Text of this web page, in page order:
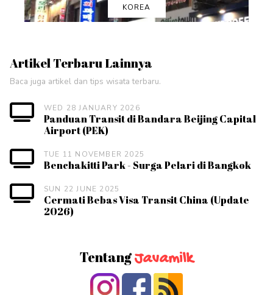
KOREA
Artikel Terbaru Lainnya
Baca juga artikel dan tips wisata terbaru.
WED 28 JANUARY 2026
Panduan Transit di Bandara Beijing Capital
Airport (PEK)
TUE 11 NOVEMBER 2025
Benchakitti Park - Surga Pelari di Bangkok
SUN 22 JUNE 2025
Cermati Bebas Visa Transit China (Update
2026)
TentangJavamilk